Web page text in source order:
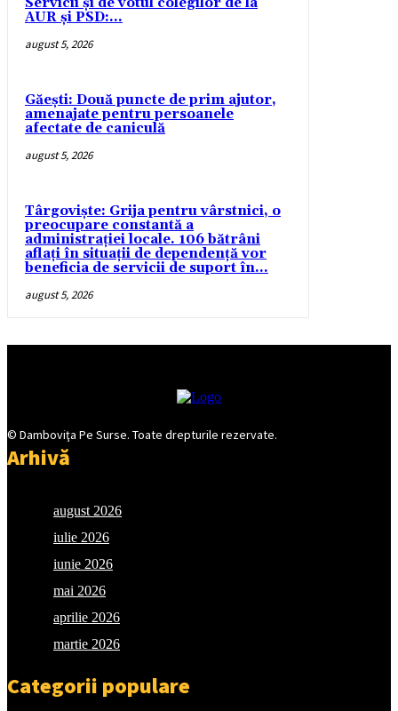
AUR și PSD:...
august 5, 2026
Găești: Două puncte de prim ajutor,
amenajate pentru persoanele
afectate de caniculă
august 5, 2026
Târgoviște: Grija pentru vârstnici, o
preocupare constantă a
administrației locale. 106 bătrâni
aflați în situații de dependență vor
beneficia de servicii de suport în...
august 5, 2026
© Damboviţa Pe Surse. Toate drepturile rezervate.
Arhivă
august 2026
iulie 2026
iunie 2026
mai 2026
aprilie 2026
martie 2026
Categorii populare